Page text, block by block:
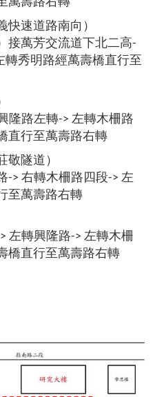
快速道路南向）
接萬芳交流道下北二高-
轉秀明路經萬壽橋直行至
隆路左轉-> 左轉木柵路
直行至萬壽路右轉
敬隧道）
-> 右轉木柵路四段-> 左
至萬壽路右轉
左轉興隆路-> 左轉木柵
橋直行至萬壽路右轉